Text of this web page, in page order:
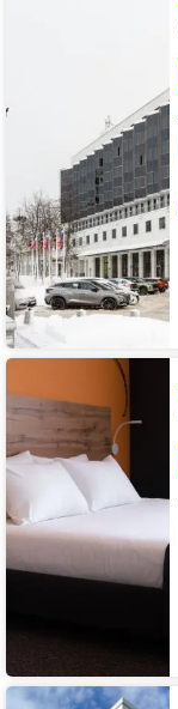
Отель
Roomi
Отель